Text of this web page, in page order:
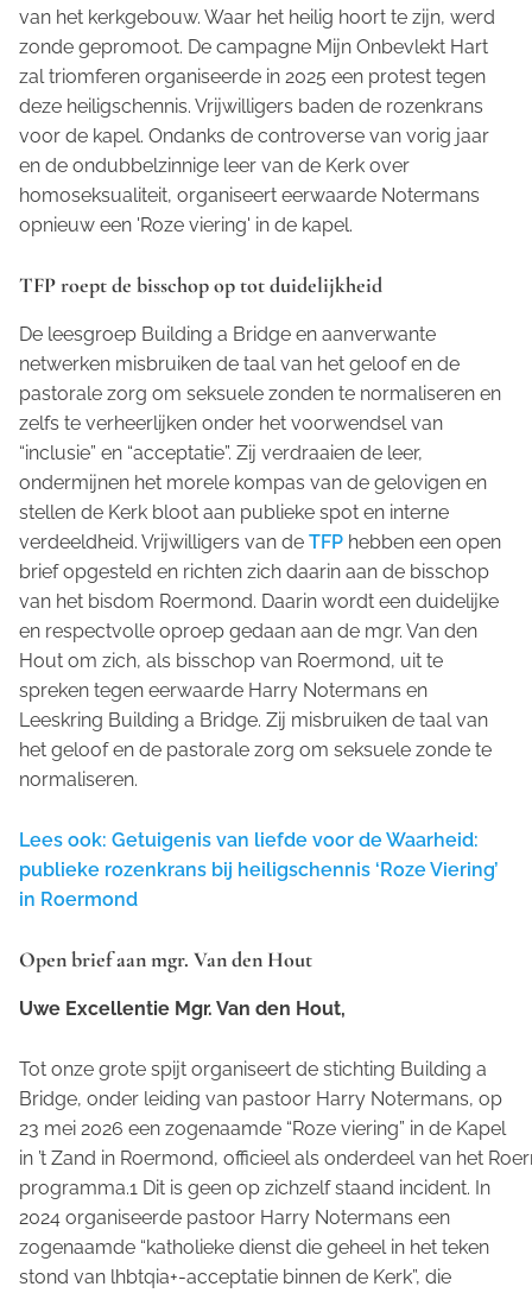
van het kerkgebouw. Waar het heilig hoort te zijn, werd
zonde gepromoot. De campagne Mijn Onbevlekt Hart
zal triomferen organiseerde in 2025 een protest tegen
deze heiligschennis. Vrijwilligers baden de rozenkrans
voor de kapel. Ondanks de controverse van vorig jaar
en de ondubbelzinnige leer van de Kerk over
homoseksualiteit, organiseert eerwaarde Notermans
opnieuw een 'Roze viering' in de kapel.
TFP roept de bisschop op tot duidelijkheid
De leesgroep Building a Bridge en aanverwante
netwerken misbruiken de taal van het geloof en de
pastorale zorg om seksuele zonden te normaliseren en
zelfs te verheerlijken onder het voorwendsel van
“inclusie” en “acceptatie”. Zij verdraaien de leer,
ondermijnen het morele kompas van de gelovigen en
stellen de Kerk bloot aan publieke spot en interne
verdeeldheid. Vrijwilligers van de TFP hebben een open
brief opgesteld en richten zich daarin aan de bisschop
van het bisdom Roermond. Daarin wordt een duidelijke
en respectvolle oproep gedaan aan de mgr. Van den
Hout om zich, als bisschop van Roermond, uit te
spreken tegen eerwaarde Harry Notermans en
Leeskring Building a Bridge. Zij misbruiken de taal van
het geloof en de pastorale zorg om seksuele zonde te
normaliseren.
Lees ook: Getuigenis van liefde voor de Waarheid:
publieke rozenkrans bij heiligschennis ‘Roze Viering’
in Roermond
Open brief aan mgr. Van den Hout
Uwe Excellentie Mgr. Van den Hout,
Tot onze grote spijt organiseert de stichting Building a
Bridge, onder leiding van pastoor Harry Notermans, op
23 mei 2026 een zogenaamde “Roze viering” in de Kapel
in ’t Zand in Roermond, officieel als onderdeel van het
programma.1 Dit is geen op zichzelf staand incident. In
2024 organiseerde pastoor Harry Notermans een
zogenaamde “katholieke dienst die geheel in het teken
stond van lhbtqia+-acceptatie binnen de Kerk”, die